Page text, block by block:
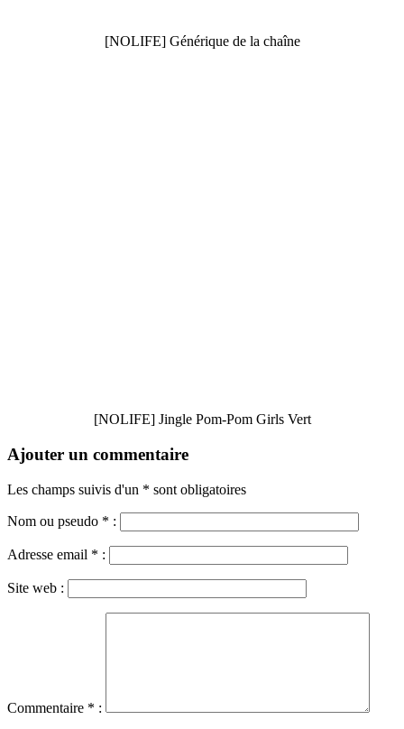
[NOLIFE] Générique de la chaîne
[NOLIFE] Jingle Pom-Pom Girls Vert
Ajouter un commentaire
Les champs suivis d'un * sont obligatoires
Nom ou pseudo * :
Adresse email * :
Site web :
Commentaire * :